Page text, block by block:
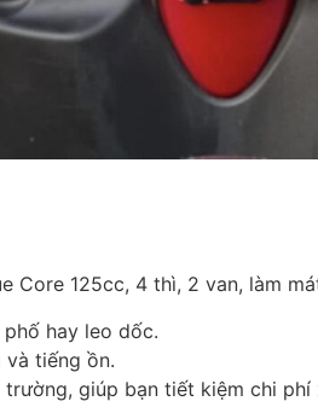
Core 125cc, 4 thì, 2 van, làm
hay leo dốc.
và tiếng ồn.
giúp bạn tiết kiệm chi phí